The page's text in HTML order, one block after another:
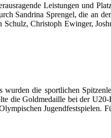
Leistungen und
Sandrina Sprengel, die an
Christoph Ewinger,
die sportlichen
die Goldmedaille bei der
Jugendfestspielen.